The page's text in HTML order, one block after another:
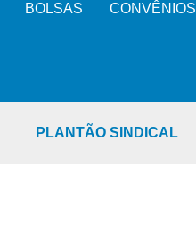
BOLSAS CONVÊNIOS
PLANTÃO SINDICAL